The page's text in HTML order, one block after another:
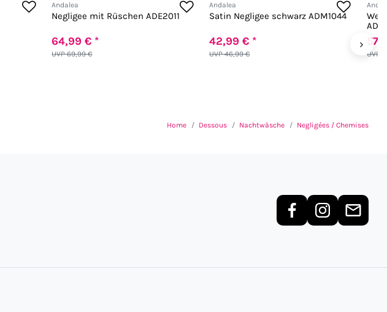
Andalea
Negligee mit Rüschen ADE2011
UVP 69,99 €
64,99 € *
Andalea
Satin Negligee schwarz ADM1044
UVP 46,99 €
42,99 € *
UVP
›
Home Dessous Nachtwäsche Negligées / Chemises